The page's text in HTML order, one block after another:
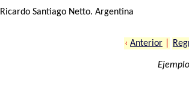
Ricardo Santiago Netto. Argentina
‹ Anterior